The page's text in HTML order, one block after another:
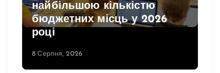
найбільшою кількістю
бюджетних місць у 2026
році
8 Серпня, 2026